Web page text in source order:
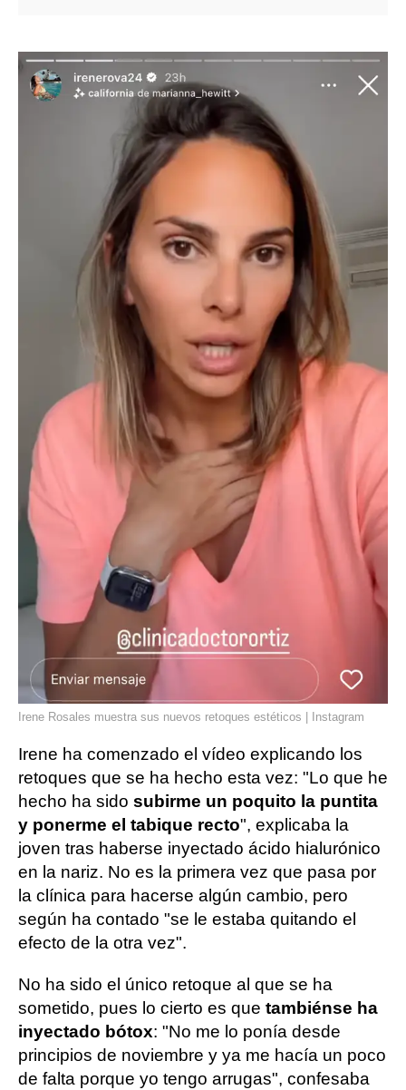
Irene Rosales muestra sus nuevos retoques estéticos | Instagram
Irene ha comenzado el vídeo explicando los
retoques que se ha hecho esta vez: "Lo que he
hecho ha sido subirme un poquito la puntita
y ponerme el tabique recto", explicaba la
joven tras haberse inyectado ácido hialurónico
en la nariz. No es la primera vez que pasa por
la clínica para hacerse algún cambio, pero
según ha contado "se le estaba quitando el
efecto de la otra vez".
No ha sido el único retoque al que se ha
sometido, pues lo cierto es que tambiénse ha
inyectado bótox: "No me lo ponía desde
principios de noviembre y ya me hacía un poco
de falta porque yo tengo arrugas", confesaba